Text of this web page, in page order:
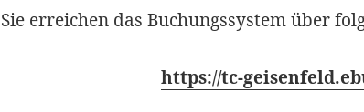
Sie erreichen das Buchungssystem über
https://tc-